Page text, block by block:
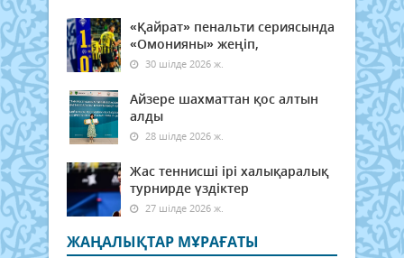
«Қайрат» пенальти сериясында
«Омонияны» жеңіп,
30 шілде 2026 ж.
Айзере шахматтан қос алтын
алды
28 шілде 2026 ж.
Жас теннисші ірі халықаралық
турнирде үздіктер
27 шілде 2026 ж.
ЖАҢАЛЫҚТАР МҰРАҒАТЫ